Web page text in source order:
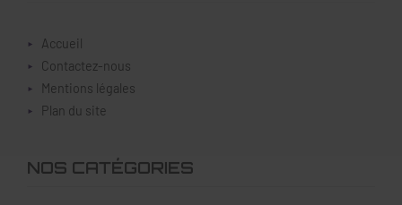
Accueil
Contactez-nous
Mentions légales
Plan du site
NOS CATÉGORIES